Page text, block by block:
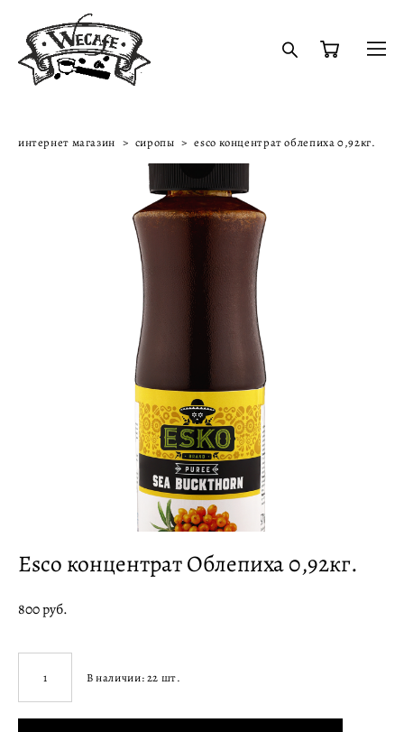
интернет магазин > сиропы > esco концентрат облепиха 0,92кг.
Esco концентрат Облепиха 0,92кг.
800 pуб.
В наличии:22 шт.